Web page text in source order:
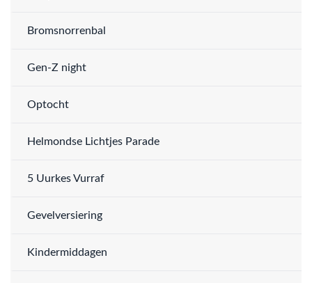
Bromsnorrenbal
Gen-Z night
Optocht
Helmondse Lichtjes Parade
5 Uurkes Vurraf
Gevelversiering
Kindermiddagen